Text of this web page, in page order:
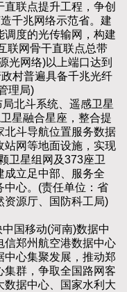
联点提升工程，争创
千兆网络示范省。建
度的光传输网，构建
联网骨干直联点总带
光网络)以上端口达到
村普遍具备千兆光纤
理局)
北斗系统、遥感卫星
星融合星座，整合提
北斗导航位置服务数据
站网等地面设施，实现
卫星组网及373座卫
成立足中部、服务全
中心。(责任单位：省
资源厅、国防科工局)
国移动(河南)数据中
信郑州航空港数据中心
心集聚发展，推动郑
群，争取全国路网客
数据中心、国家水利大